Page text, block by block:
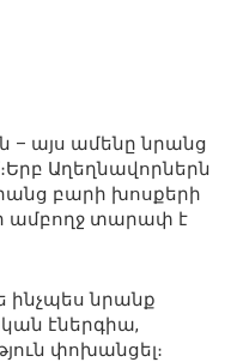
– այս ամենը նրանց
Աղեղնավորներն
բարի խոսքերի
ամբողջ տարափ է
ինչպես նրանք
էներգիա,
փոխանցել։